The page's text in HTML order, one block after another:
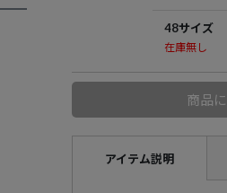
48サイズ
在庫無し
商品
アイテム説明